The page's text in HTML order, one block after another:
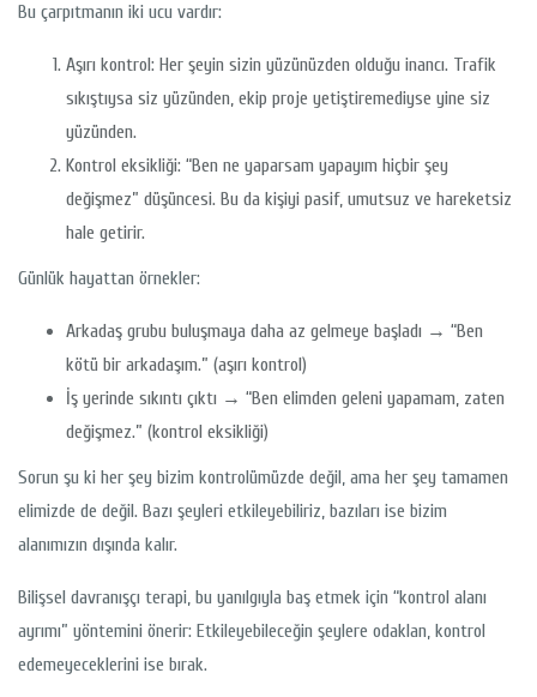
Bu çarpıtmanın iki ucu vardır:
Aşırı kontrol: Her şeyin sizin yüzünüzden olduğu inancı. Trafik
sıkıştıysa siz yüzünden, ekip proje yetiştiremediyse yine siz
yüzünden.
Kontrol eksikliği: “Ben ne yaparsam yapayım hiçbir şey
değişmez” düşüncesi. Bu da kişiyi pasif, umutsuz ve hareketsiz
hale getirir.
Günlük hayattan örnekler:
Arkadaş grubu buluşmaya daha az gelmeye başladı → “Ben
kötü bir arkadaşım.” (aşırı kontrol)
İş yerinde sıkıntı çıktı → “Ben elimden geleni yapamam, zaten
değişmez.” (kontrol eksikliği)
Sorun şu ki her şey bizim kontrolümüzde değil, ama her şey tamamen
elimizde de değil. Bazı şeyleri etkileyebiliriz, bazıları ise bizim
alanımızın dışında kalır.
Bilişsel davranışçı terapi, bu yanılgıyla baş etmek için “kontrol alanı
ayrımı” yöntemini önerir: Etkileyebileceğin şeylere odaklan, kontrol
edemeyeceklerini ise bırak.